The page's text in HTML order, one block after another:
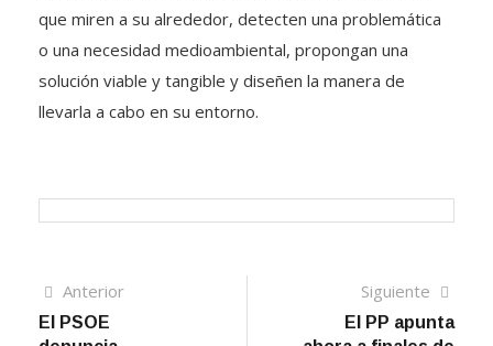
que miren a su alrededor, detecten una problemática
o una necesidad medioambiental, propongan una
solución viable y tangible y diseñen la manera de
llevarla a cabo en su entorno.
Navegación
de
AnteriorArtículo
El PSOE
Siguiente
El PP apunta